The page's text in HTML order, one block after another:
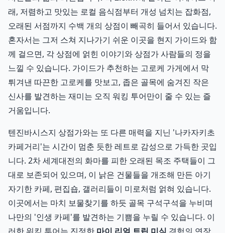
래, 저렴하고 맛있는 로컬 음식점부터 개성 넘치는 잡화점,
오래된 서점까지 수백 개의 상점이 빼곡히 들어서 있습니다.
혼자서는 그저 스쳐 지나가기 쉬운 이곳을 현지 가이드와 함
께 걸으면, 각 상점에 얽힌 이야기와 상점가 사람들의 정을
느낄 수 있습니다. 가이드가 추천하는 고로케 가게에서 막
튀겨낸 따끈한 고로케를 맛보고, 좁은 골목에 숨겨진 작은
신사를 발견하는 재미는 오직 워킹 투어만이 줄 수 있는 즐
거움입니다.
텐진바시스지 상점가와는 또 다른 매력을 지닌 '나카자키초
카페거리'는 시간이 멈춘 듯한 레트로 감성으로 가득한 곳입
니다. 2차 세계대전의 화마를 피한 오래된 목조 주택들이 그
대로 보존되어 있으며, 이 낡은 건물들을 개조해 만든 아기
자기한 카페, 편집숍, 갤러리들이 미로처럼 얽혀 있습니다.
이곳에서는 마치 보물찾기를 하듯 골목 구석구석을 누비며
나만의 '인생 카페'를 발견하는 기쁨을 누릴 수 있습니다. 이